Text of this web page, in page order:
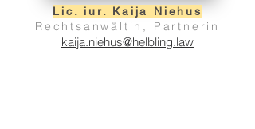
Lic. iur. Kaija Niehus
Rechtsanwältin, Partnerin
kaija.niehus@helbling.law